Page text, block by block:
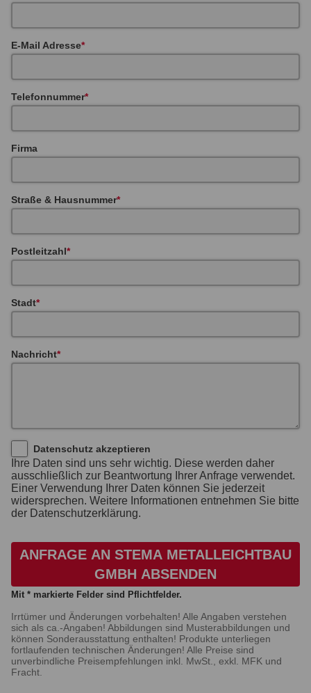
E-Mail Adresse
Telefonnummer
Firma
Straße & Hausnummer
Postleitzahl
Stadt
Nachricht
Datenschutz akzeptieren
Ihre Daten sind uns sehr wichtig. Diese werden daher
ausschließlich zur Beantwortung Ihrer Anfrage verwendet.
Einer Verwendung Ihrer Daten können Sie jederzeit
widersprechen. Weitere Informationen entnehmen Sie bitte
der Datenschutzerklärung.
ANFRAGE AN STEMA METALLEICHTBAU
GMBH ABSENDEN
Mit * markierte Felder sind Pflichtfelder.
Irrtümer und Änderungen vorbehalten! Alle Angaben verstehen
sich als ca.-Angaben! Abbildungen sind Musterabbildungen und
können Sonderausstattung enthalten! Produkte unterliegen
fortlaufenden technischen Änderungen! Alle Preise sind
unverbindliche Preisempfehlungen inkl. MwSt., exkl. MFK und
Fracht.